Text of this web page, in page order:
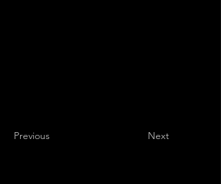
Previous Next